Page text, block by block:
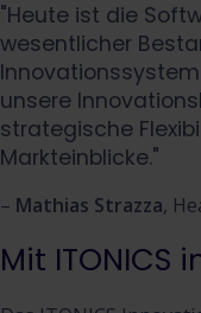
"Heute ist die
wesentlicher
unsere
strategische
Markteinblicke."
– Mathias Strazza,
Mit ITONICS